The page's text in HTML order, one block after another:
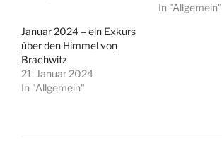
In "Allgemein"
Januar 2024 – ein Exkurs
über den Himmel von
Brachwitz
21. Januar 2024
In "Allgemein"